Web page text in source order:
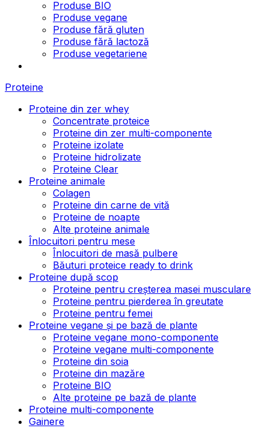
Produse BIO
Produse vegane
Produse fără gluten
Produse fără lactoză
Produse vegetariene
Proteine
Proteine din zer whey
Concentrate proteice
Proteine din zer multi-componente
Proteine izolate
Proteine hidrolizate
Proteine Clear
Proteine animale
Colagen
Proteine din carne de vită
Proteine de noapte
Alte proteine animale
Înlocuitori pentru mese
Înlocuitori de masă pulbere
Băuturi proteice ready to drink
Proteine după scop
Proteine pentru creșterea masei musculare
Proteine pentru pierderea în greutate
Proteine pentru femei
Proteine vegane și pe bază de plante
Proteine vegane mono-componente
Proteine vegane multi-componente
Proteine din soia
Proteine din mazăre
Proteine BIO
Alte proteine pe bază de plante
Proteine multi-componente
Gainere